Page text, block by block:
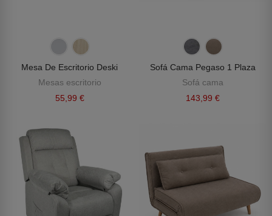
Mesa De Escritorio Deski
Mesas escritorio
55,99 €
Sofá Cama Pegaso 1 Plaza
Sofá cama
143,99 €